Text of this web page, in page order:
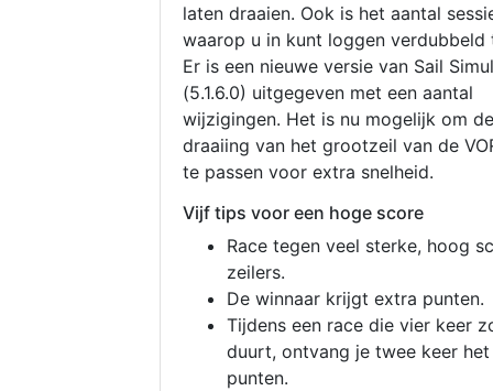
laten draaien. Ook is het aantal
waarop u in kunt loggen verdubbeld
Er is een nieuwe versie van Sail
(5.1.6.0) uitgegeven met een aantal
wijzigingen. Het is nu mogelijk om de
draaiing van het grootzeil van de
te passen voor extra snelheid.
Vijf tips voor een hoge score
Race tegen veel sterke, hoog
zeilers.
De winnaar krijgt extra punten.
Tijdens een race die vier keer
duurt, ontvang je twee keer
punten.